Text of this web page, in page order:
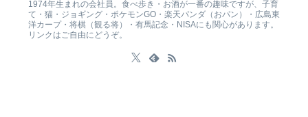
1974年生まれの会社員。食べ歩き・お酒が一番の趣味ですが、子育
て・猫・ジョギング・ポケモンGO・楽天パンダ（おパン）・広島東
洋カープ・将棋（観る将）・有馬記念・NISAにも関心があります。
リンクはご自由にどうぞ。